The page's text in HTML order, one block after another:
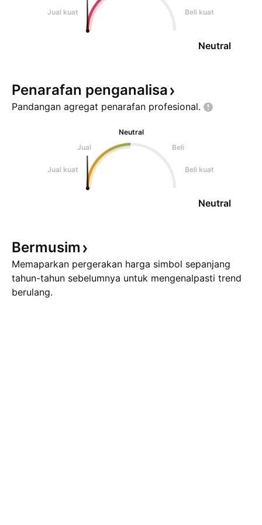
Jual kuat Beli kuat
Neutral
Penarafan penganalisa
Pandangan agregat penarafan profesional.
Neutral
Jual
Beli
Jual kuat Beli kuat
Neutral
Bermusim
Memaparkan pergerakan harga simbol sepanjang
tahun-tahun sebelumnya untuk mengenalpasti trend
berulang.